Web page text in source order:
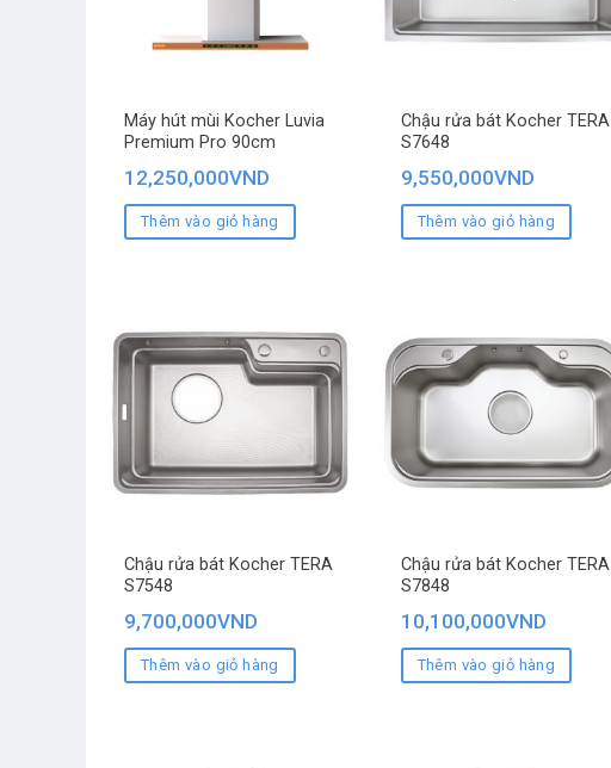
Máy hút mùi Kocher Luvia
Premium Pro 90cm
12,250,000VND
Thêm vào giỏ hàng
Chậu rửa bát Kocher TERA
S7648
9,550,000VND
Thêm vào giỏ hàng
Chậu rửa bát Kocher TERA
S7548
9,700,000VND
Thêm vào giỏ hàng
Chậu rửa bát Kocher TERA
S7848
10,100,000VND
Thêm vào giỏ hàng